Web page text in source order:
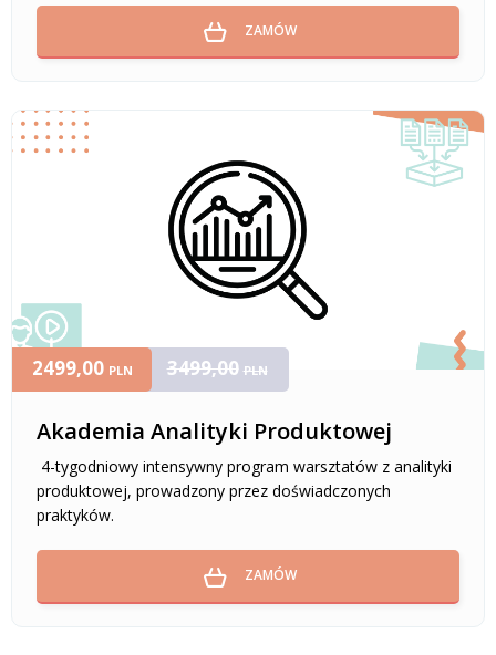
ZAMÓW
Akademia Analityki Produktowej
4-tygodniowy intensywny program warsztatów z analityki
produktowej, prowadzony przez doświadczonych
praktyków.
2499,00 PLN 3499,00 PLN
ZAMÓW